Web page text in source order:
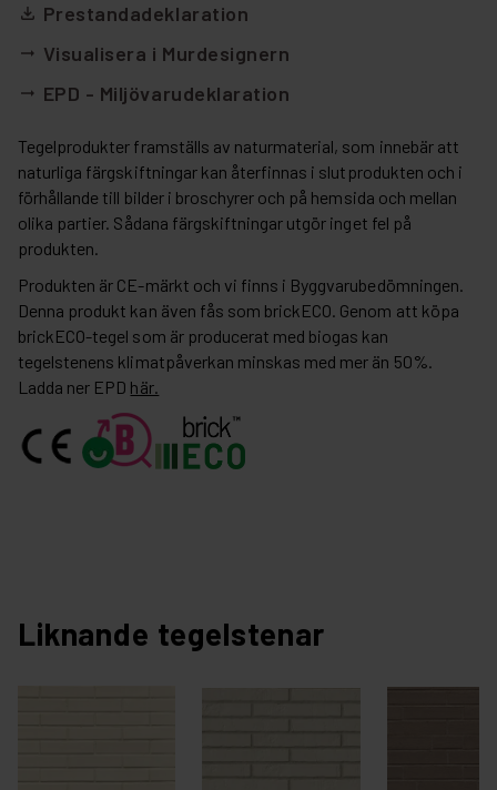
file_download Prestandadeklaration
arrow_right_alt Visualisera i Murdesignern
arrow_right_alt EPD - Miljövarudeklaration
Tegelprodukter framställs av naturmaterial, som innebär att
naturliga färgskiftningar kan återfinnas i slutprodukten och i
förhållande till bilder i broschyrer och på hemsida och mellan
olika partier. Sådana färgskiftningar utgör inget fel på
produkten.
Produkten är CE-märkt och vi finns i Byggvarubedömningen.
Denna produkt kan även fås som brickECO. Genom att köpa
brickECO-tegel som är producerat med biogas kan
tegelstenens klimatpåverkan minskas med mer än 50%.
Ladda ner EPD här.
Liknande tegelstenar